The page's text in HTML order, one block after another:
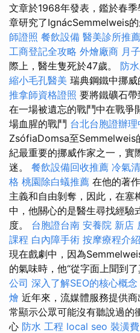
文章於1968年發表，鑑於春
章研究了IgnácSemmelweis
師證照 餐飲設備 醫美診所推薦
工商登記全攻略 外燴廠商 月
際上，醫生隻死於47歲。 防
縮小毛孔醫美 瑞典鋼鐵中挪威
推拿師資格證照 要將鐵礦石
在一場被遺忘的戰鬥中在戰爭
場血腥的戰鬥 台北台胞證辦
ZsófiaDomsa至
紀最重要的挪威作家之一，
迷。 餐飲設備回收推薦 冷氣
格 桃園除白蟻推薦 在他的著
主義和自由剝奪，因此，在塞
中，他關心的是醫生尋找經驗
度。 台胞證台南 安養院 新店
課程 白內障手術 按摩療程介紹
現在戲劇中，因為
的氣味時，他“從字面上聞到了
公司 深入了解SEO的核心概念
燴 近年來，流媒體服務提供
常顯示公眾可能沒有聽說過的
心 防水 工程 local seo 裝潢